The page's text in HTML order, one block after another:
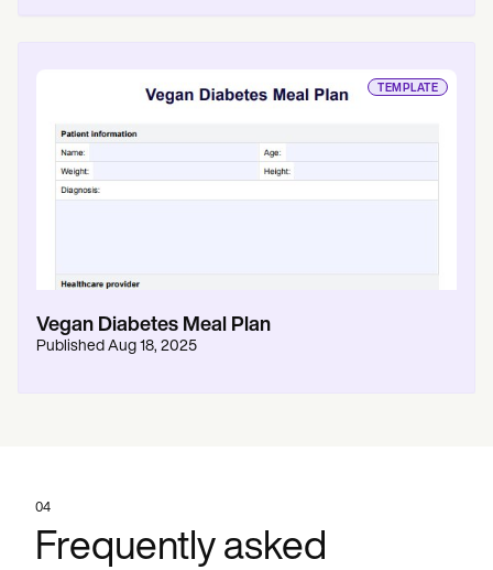
TEMPLATE
Vegan Diabetes Meal Plan
Published Aug 18, 2025
04
Frequently asked